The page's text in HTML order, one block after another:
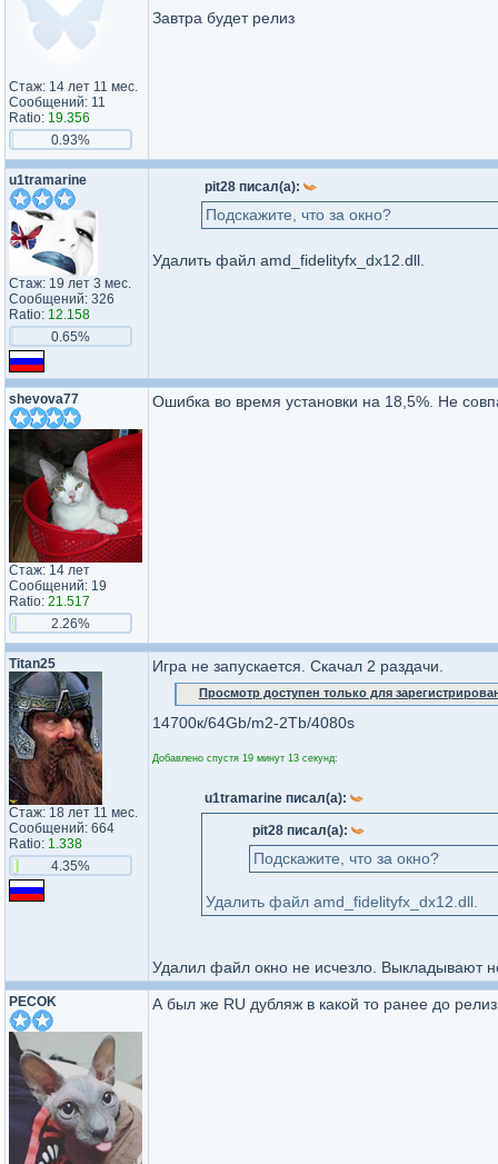
Стаж: 14 лет 11 мес.
Сообщений: 11
Ratio: 19.356
0.93%
Завтра будет релиз
u1tramarine
Стаж: 19 лет 3 мес.
Сообщений: 326
Ratio: 12.158
0.65%
pit28 писал(а):
Подскажите, что за окно?
Удалить файл amd_fidelityfx_dx12.dll.
shevova77
Стаж: 14 лет
Сообщений: 19
Ratio: 21.517
2.26%
Ошибка во время установки на 18,5%. Не
Titan25
Стаж: 18 лет 11 мес.
Сообщений: 664
Ratio: 1.338
4.35%
Игра не запускается. Скачал 2 раздачи.
Просмотр доступен только для
14700к/64Gb/m2-2Tb/4080s
Добавлено спустя 19 минут 13 секунд:
u1tramarine писал(а):
pit28 писал(а):
Подскажите, что за окно?
Удалить файл amd_fidelityfx_dx12.dll.
Удалил файл окно не исчезло. Выкладывают
PECOK А был же RU дубляж в какой то ранее до